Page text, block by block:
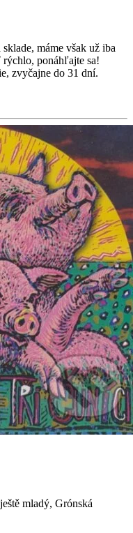
máme však už iba
rýchlo, ponáhľajte sa!
zvyčajne do 31 dní.
mladý, Grónská